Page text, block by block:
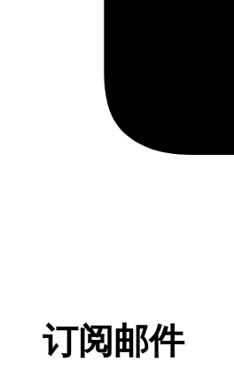
订阅邮件